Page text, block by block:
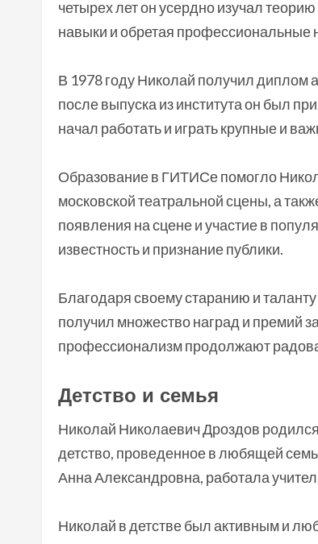
четырех лет он усердно изучал
навыки и обретая профессиональные
В 1978 году Николай получил диплом
после выпуска из института он был
начал работать и играть крупные и
Образование в ГИТИСе помогло
московской театральной сцены, а
появления на сцене и участие в
известность и признание публики.
Благодаря своему старанию и
получил множество наград и премий
профессионализм продолжают
Детство и семья
Николай Николаевич Дроздов
детство, проведенное в любящей
Анна Александровна, работала
Николай в детстве был активным и